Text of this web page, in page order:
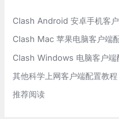
Clash Android 安卓手机客
Clash Mac 苹果电脑客户端
Clash Windows 电脑客户端
其他科学上网客户端配置教程
推荐阅读